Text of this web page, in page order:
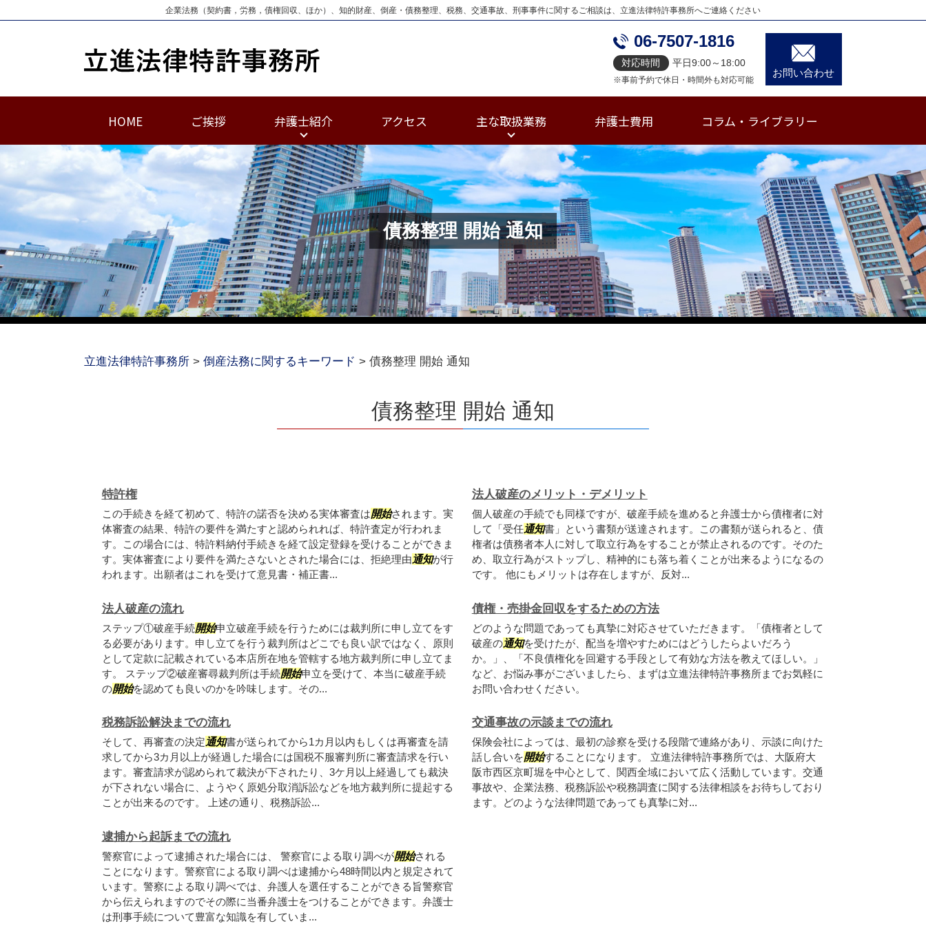
債務整理 開始 通知
企業法務（契約書，労務，債権回収、ほか）、知的財産、倒産・債務整理、税務、交通事故、刑事事件に関するご相談は、立進法律特許事務所へご連絡ください
06-7507-1816
対応時間 平日9:00～18:00
※事前予約で休日・時間外も対応可能
お問い合わせ
HOME ご挨拶 弁護士紹介 アクセス 主な取扱業務 弁護士費用 コラム・ライブラリー
立進法律特許事務所 > 倒産法務に関するキーワード > 債務整理 開始 通知
債務整理 開始 通知
特許権
この手続きを経て初めて、特許の諾否を決める実体審査は開始されます。実
体審査の結果、特許の要件を満たすと認められれば、特許査定が行われま
す。この場合には、特許料納付手続きを経て設定登録を受けることができま
す。実体審査により要件を満たさないとされた場合には、拒絶理由通知が行
われます。出願者はこれを受けて意見書・補正書...
法人破産のメリット・デメリット
個人破産の手続でも同様ですが、破産手続を進めると弁護士から債権者に対
して「受任通知書」という書類が送達されます。この書類が送られると、債
権者は債務者本人に対して取立行為をすることが禁止されるのです。そのた
め、取立行為がストップし、精神的にも落ち着くことが出来るようになるの
です。 他にもメリットは存在しますが、反対...
法人破産の流れ
ステップ①破産手続開始申立破産手続を行うためには裁判所に申し立てをす
る必要があります。申し立てを行う裁判所はどこでも良い訳ではなく、原則
として定款に記載されている本店所在地を管轄する地方裁判所に申し立てま
す。 ステップ②破産審尋裁判所は手続開始申立を受けて、本当に破産手続
の開始を認めても良いのかを吟味します。その...
債権・売掛金回収をするための方法
どのような問題であっても真摯に対応させていただきます。「債権者として
破産の通知を受けたが、配当を増やすためにはどうしたらよいだろう
か。」、「不良債権化を回避する手段として有効な方法を教えてほしい。」
など、お悩み事がございましたら、まずは立進法律特許事務所までお気軽に
お問い合わせください。
税務訴訟解決までの流れ
そして、再審査の決定通知書が送られてから1カ月以内もしくは再審査を請
求してから3カ月以上が経過した場合には国税不服審判所に審査請求を行い
ます。審査請求が認められて裁決が下されたり、3ケ月以上経過しても裁決
が下されない場合に、ようやく原処分取消訴訟などを地方裁判所に提起する
ことが出来るのです。 上述の通り、税務訴訟...
交通事故の示談までの流れ
保険会社によっては、最初の診察を受ける段階で連絡があり、示談に向けた
話し合いを開始することになります。 立進法律特許事務所では、大阪府大
阪市西区京町堀を中心として、関西全域において広く活動しています。交通
事故や、企業法務、税務訴訟や税務調査に関する法律相談をお待ちしており
ます。どのような法律問題であっても真摯に対...
逮捕から起訴までの流れ
警察官によって逮捕された場合には、 警察官による取り調べが開始される
ことになります。警察官による取り調べは逮捕から48時間以内と規定されて
います。警察による取り調べでは、弁護人を選任することができる旨警察官
から伝えられますのでその際に当番弁護士をつけることができます。弁護士
は刑事手続について豊富な知識を有していま...